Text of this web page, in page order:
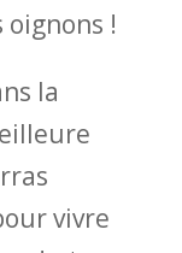
!
la
vivre